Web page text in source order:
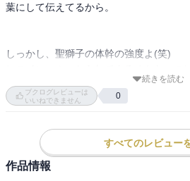
葉にして伝えてるから。
しっかし、聖獅子の体幹の強度よ(笑)
力って何（しかも、音が「ドンッ」とか
（太字）」って、だからこそ、この物語
たねエリザベス。
という感じで本編よりも小ネタを楽しん
続きを読む
ブクログレビューは
いいねできません
0
すべてのレビュー
作品情報